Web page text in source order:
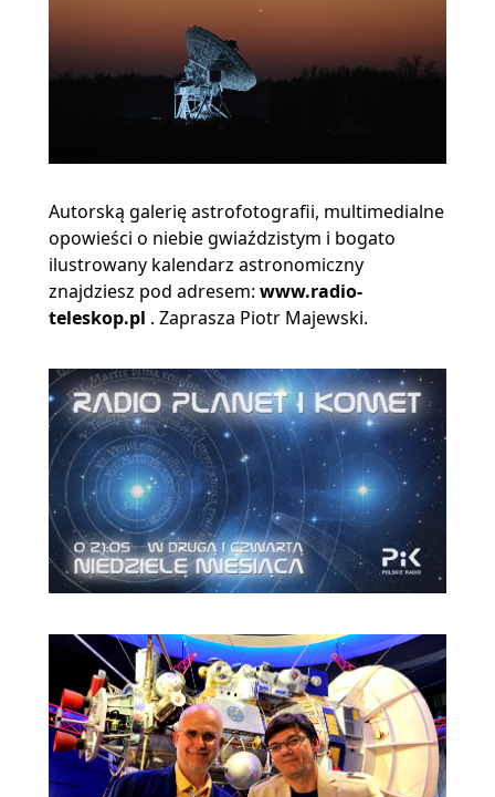
Autorską galerię astrofotografii, multimedialne
opowieści o niebie gwiaździstym i bogato
ilustrowany kalendarz astronomiczny
znajdziesz pod adresem: www.radio-
teleskop.pl . Zaprasza Piotr Majewski.